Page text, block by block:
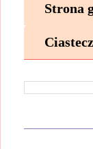
Strona